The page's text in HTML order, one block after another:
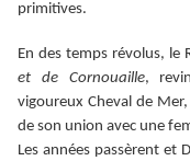
primitives.
En des temps révolus, le
et de Cornouaille,
vigoureux Cheval de
de son union avec une
Les années passèrent